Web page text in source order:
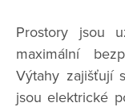
Prostory jsou
maximální
Výtahy zajišťují
jsou elektrické